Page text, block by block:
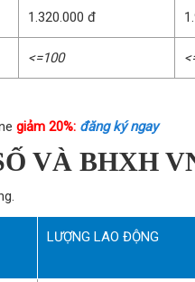
1.320.000 đ
<=100
giảm 20%: đăng ký ngay
VÀ BHXH
LƯỢNG LAO ĐỘNG